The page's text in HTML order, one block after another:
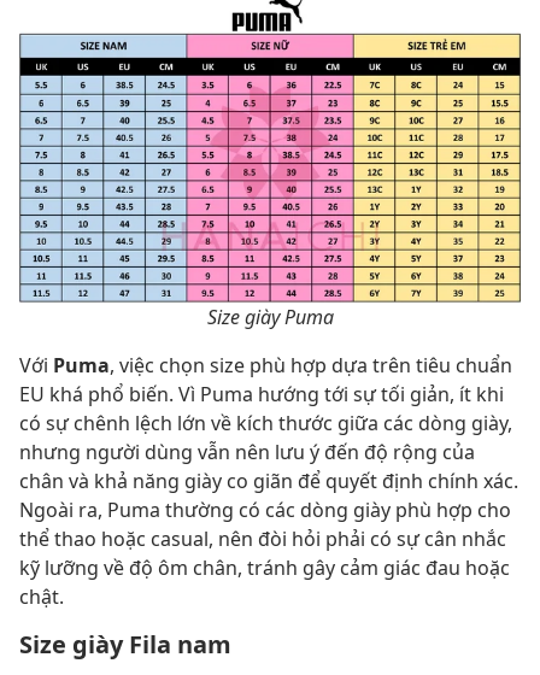
Size giày Puma
Với Puma, việc chọn size phù hợp dựa trên tiêu chuẩn
EU khá phổ biến. Vì Puma hướng tới sự tối giản, ít khi
có sự chênh lệch lớn về kích thước giữa các dòng giày,
nhưng người dùng vẫn nên lưu ý đến độ rộng của
chân và khả năng giày co giãn để quyết định chính xác.
Ngoài ra, Puma thường có các dòng giày phù hợp cho
thể thao hoặc casual, nên đòi hỏi phải có sự cân nhắc
kỹ lưỡng về độ ôm chân, tránh gây cảm giác đau hoặc
chật.
Size giày Fila nam